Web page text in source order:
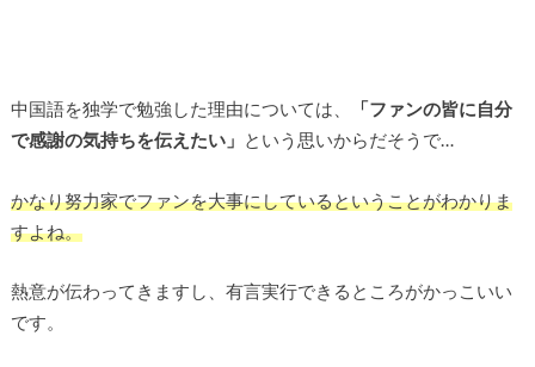
中国語を独学で勉強した理由については、
「ファンの皆に自分
で感謝の気持ちを伝えたい」 という思いからだそうで…
かなり努力家でファンを大事にしているということがわかりま
すよね。
熱意が伝わってきますし、有言実行できるところがかっこいい
です。